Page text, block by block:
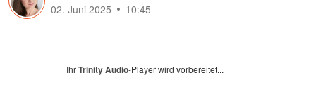
02. Juni 2025
10:45
IhrTrinity Audio-Player wird vorbereitet...